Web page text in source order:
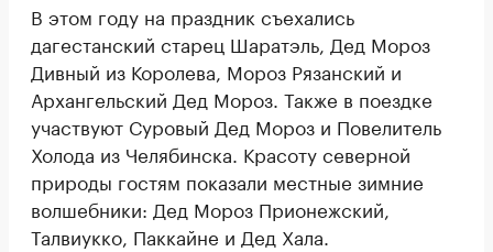
В этом году на праздник съехались
дагестанский старец Шаратэль, Дед Мороз
Дивный из Королева, Мороз Рязанский и
Архангельский Дед Мороз. Также в поездке
участвуют Суровый Дед Мороз и Повелитель
Холода из Челябинска. Красоту северной
природы гостям показали местные зимние
волшебники: Дед Мороз Прионежский,
Талвиукко, Паккайне и Дед Хала.